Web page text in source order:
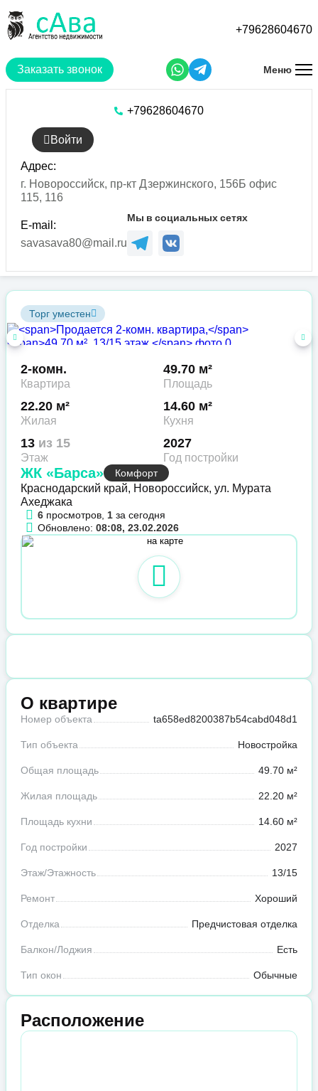
основному
Заказать звонок
+79628604670
Меню
+79628604670
Войти
Адрес:
г. Новороссийск, пр-кт Дзержинского, 156Б офис
115, 116
E-mail:
savasava80@mail.ru
Мы в социальных сетях
Торг уместен
2-комн.
Квартира
49.70 м²
Площадь
22.20 м²
Жилая
14.60 м²
Кухня
13 из 15
Этаж
2027
Год постройки
ЖК «Барса» Комфорт
Краснодарский край, Новороссийск, ул. Мурата
Ахеджака
6 просмотров, 1 за сегодня
Обновлено: 08:08, 23.02.2026
О квартире
Номер объекта ta658ed8200387b54cabd048d1
Тип объекта Новостройка
Общая площадь 49.70 м²
Жилая площадь 22.20 м²
Площадь кухни 14.60 м²
Год постройки 2027
Этаж/Этажность 13/15
Ремонт Хороший
Отделка Предчистовая отделка
Балкон/Лоджия Есть
Тип окон Обычные
Расположение